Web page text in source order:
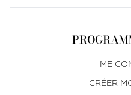
ME
CRÉER